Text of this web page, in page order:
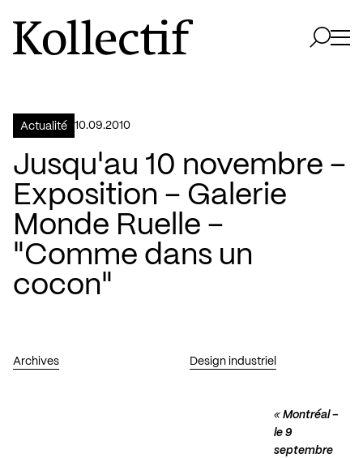
Aller à la page d'accueil
Logo Kollectif
Actualité 10.09.2010
Jusqu'au 10 novembre –
Exposition – Galerie
Monde Ruelle –
"Comme dans un
cocon"
Archives Design industriel
« Montréal –
le 9
septembre